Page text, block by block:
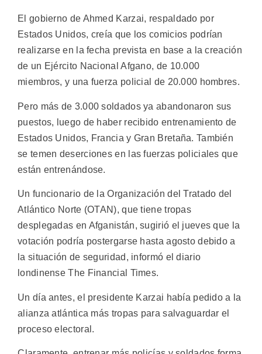
El gobierno de Ahmed Karzai, respaldado por
Estados Unidos, creía que los comicios podrían
realizarse en la fecha prevista en base a la creación
de un Ejército Nacional Afgano, de 10.000
miembros, y una fuerza policial de 20.000 hombres.
Pero más de 3.000 soldados ya abandonaron sus
puestos, luego de haber recibido entrenamiento de
Estados Unidos, Francia y Gran Bretaña. También
se temen deserciones en las fuerzas policiales que
están entrenándose.
Un funcionario de la Organización del Tratado del
Atlántico Norte (OTAN), que tiene tropas
desplegadas en Afganistán, sugirió el jueves que la
votación podría postergarse hasta agosto debido a
la situación de seguridad, informó el diario
londinense The Financial Times.
Un día antes, el presidente Karzai había pedido a la
alianza atlántica más tropas para salvaguardar el
proceso electoral.